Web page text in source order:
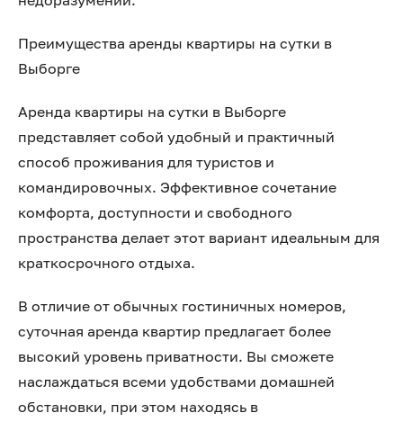
Преимущества аренды квартиры на сутки в
Выборге
Аренда квартиры на сутки в Выборге
представляет собой удобный и практичный
способ проживания для туристов и
командировочных. Эффективное сочетание
комфорта, доступности и свободного
пространства делает этот вариант идеальным для
краткосрочного отдыха.
В отличие от обычных гостиничных номеров,
суточная аренда квартир предлагает более
высокий уровень приватности. Вы сможете
наслаждаться всеми удобствами домашней
обстановки, при этом находясь в